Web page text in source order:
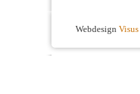
Webdesign Visus